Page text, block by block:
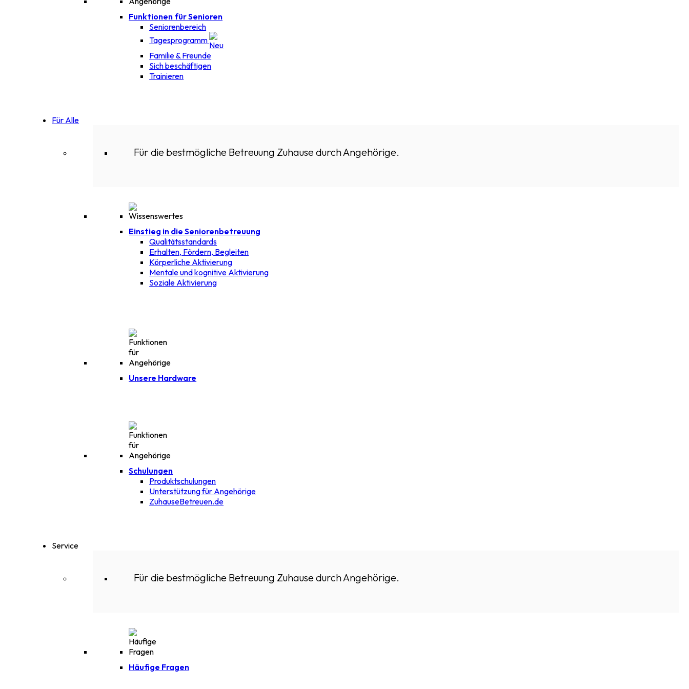
Funktionen für Senioren
Seniorenbereich
Tagesprogramm
Familie & Freunde
Sich beschäftigen
Trainieren
Für Alle
Für die bestmögliche Betreuung Zuhause durch Angehörige.
Einstieg in die Seniorenbetreuung
Qualitätsstandards
Erhalten, Fördern, Begleiten
Körperliche Aktivierung
Mentale und kognitive Aktivierung
Soziale Aktivierung
Unsere Hardware
Schulungen
Produktschulungen
Unterstützung für Angehörige
ZuhauseBetreuen.de
Service
Für die bestmögliche Betreuung Zuhause durch Angehörige.
Häufige Fragen